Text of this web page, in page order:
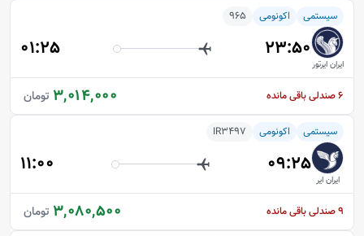
سیستمی اکونومی 965
ایران ایرتور
23:50
01:25
3,014,000 تومان 6صندلی باقی مانده
سیستمی اکونومی IR3497
ایران ایر
09:25
11:00
3,080,500 تومان 9صندلی باقی مانده